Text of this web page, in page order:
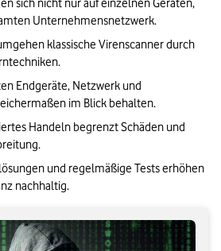
Sie sich mit den richtigen Tools
sich nicht nur auf einzelnen Geräten,
Unternehmensnetzwerk.
klassische Virenscanner durch
Endgeräte, Netzwerk und
im Blick behalten.
Handeln begrenzt Schäden und
und regelmäßige Tests erhöhen
nachhaltig.